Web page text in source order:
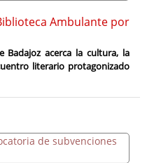
Ambulante por
Badajoz acerca la cultura, la
literario protagonizado